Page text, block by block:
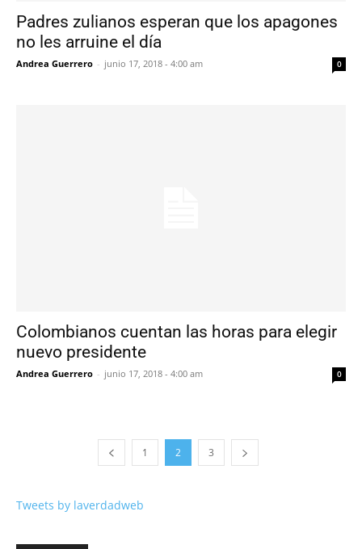
Padres zulianos esperan que los apagones
no les arruine el día
Andrea Guerrero - junio 17, 2018 - 4:00 am 0
Colombianos cuentan las horas para elegir
nuevo presidente
Andrea Guerrero - junio 17, 2018 - 4:00 am 0
1 2 3
Tweets by laverdadweb